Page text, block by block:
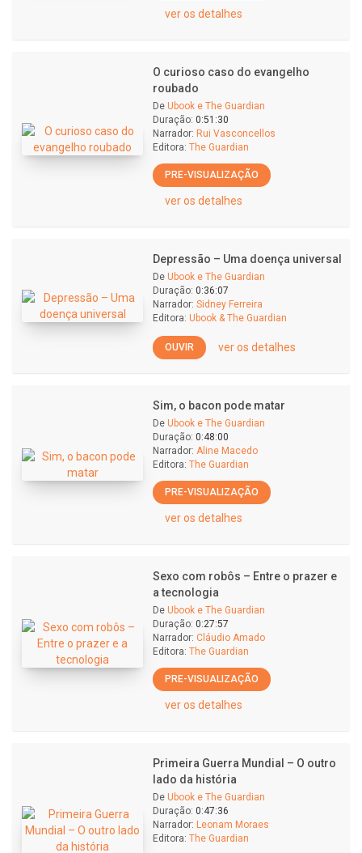
ver os detalhes
O curioso caso do evangelho
roubado
De Ubook e The Guardian
Duração: 0:51:30
Narrador: Rui Vasconcellos
Editora: The Guardian
PRE-VISUALIZAÇÃO
ver os detalhes
Depressão – Uma doença universal
De Ubook e The Guardian
Duração: 0:36:07
Narrador: Sidney Ferreira
Editora: Ubook & The Guardian
OUVIR ver os detalhes
Sim, o bacon pode matar
De Ubook e The Guardian
Duração: 0:48:00
Narrador: Aline Macedo
Editora: The Guardian
PRE-VISUALIZAÇÃO
ver os detalhes
Sexo com robôs – Entre o prazer e
a tecnologia
De Ubook e The Guardian
Duração: 0:27:57
Narrador: Cláudio Amado
Editora: The Guardian
PRE-VISUALIZAÇÃO
ver os detalhes
Primeira Guerra Mundial – O outro
lado da história
De Ubook e The Guardian
Duração: 0:47:36
Narrador: Leonam Moraes
Editora: The Guardian